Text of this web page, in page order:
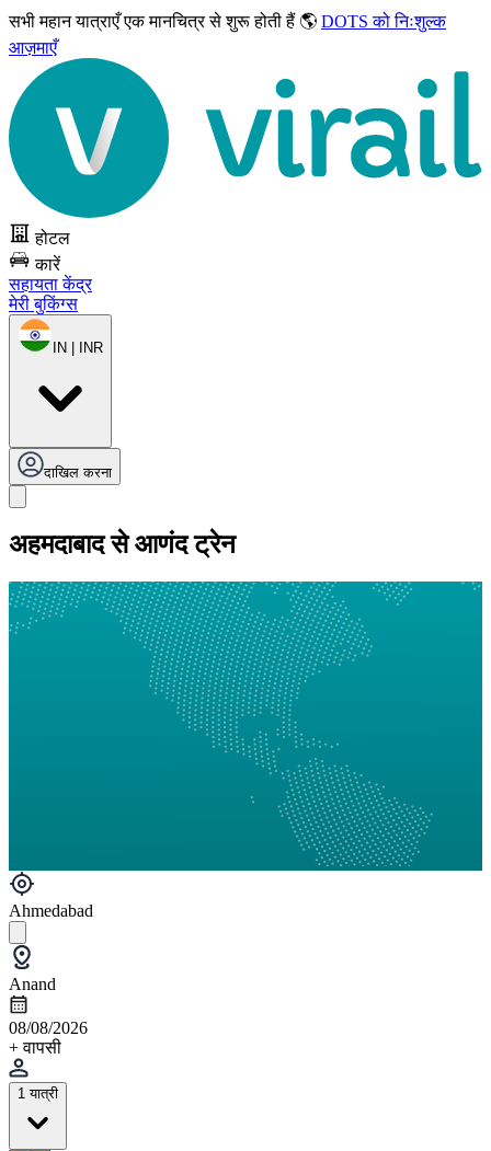
सभी महान यात्राएँएक मानचित्र से शुरू होती हैं 🌎 DOTS को निःशुल्क
आज़माएँ
होटल
कारें
सहायता केंद्र
मेरी बुकिंग्स
IN | INR
दाखिल करना
अहमदाबाद से आणंद ट्रेन
Ahmedabad
Anand
08/08/2026
+ वापसी
1 यात्री